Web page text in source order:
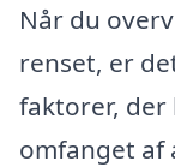
Når du
renset, er
faktorer, der
omfanget af